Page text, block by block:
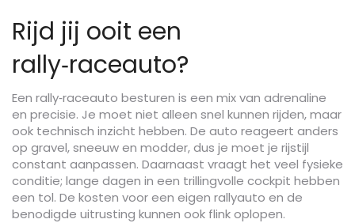
Rijd jij ooit een
rally‑raceauto?
Een rally‑raceauto besturen is een mix van adrenaline
en precisie. Je moet niet alleen snel kunnen rijden, maar
ook technisch inzicht hebben. De auto reageert anders
op gravel, sneeuw en modder, dus je moet je rijstijl
constant aanpassen. Daarnaast vraagt het veel fysieke
conditie; lange dagen in een trillingvolle cockpit hebben
een tol. De kosten voor een eigen rallyauto en de
benodigde uitrusting kunnen ook flink oplopen.